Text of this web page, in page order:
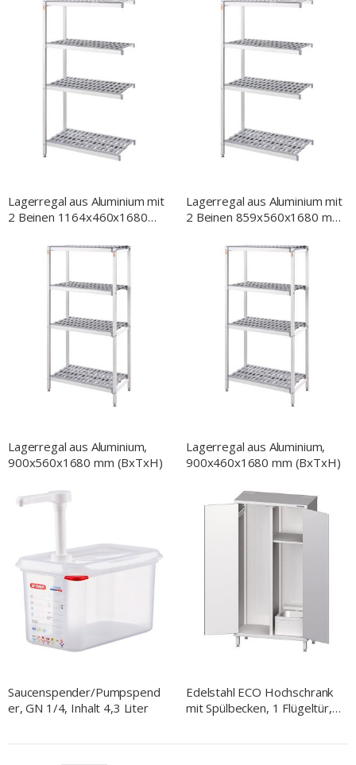
Lagerregal aus Aluminium mit
2 Beinen 1164x460x1680
Lagerregal aus Aluminium mit
2 Beinen 859x560x1680 mm
Lagerregal aus Aluminium,
900x560x1680 mm (BxTxH)
Lagerregal aus Aluminium,
900x460x1680 mm (BxTxH)
Saucenspender/Pumpspend
er, GN 1/4, Inhalt 4,3 Liter
Edelstahl ECO Hochschrank
mit Spülbecken, 1 Flügeltür,